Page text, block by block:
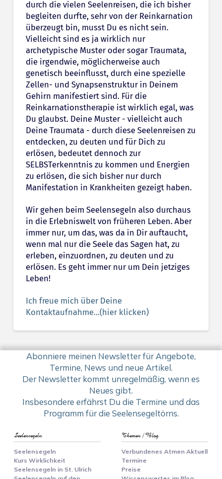
durch die vielen Seelenreisen, die ich bisher
begleiten durfte, sehr von der Reinkarnation
überzeugt bin, musst Du es nicht sein.
Vielleicht sind es ja wirklich nur
archetypische Muster oder sogar Traumata,
die irgendwie, möglicherweise auch
genetisch beeinflusst, durch eine spezielle
Zellen- und Synapsenstruktur in Deinem
Gehirn manifestiert sind. Für die
Reinkarnationstherapie ist wirklich egal, was
Du glaubst. Deine Muster - vielleicht auch
Deine Traumata - durch diese Seelenreisen zu
entdecken, zu deuten und für Dich zu
erlösen, bedeutet dennoch zur
SELBSTerkenntnis zu kommen und Energien
zu erlösen, die sich bisher nur durch
Manifestation in Krankheiten gezeigt haben.
Wir gehen beim Seelensegeln also durchaus
in die Erlebniswelt von früheren Leben. Aber
immer nur, um das, was da in Dir auftaucht,
wenn mal nur die Seele das Sagen hat, zu
erleben, einzuordnen, zu deuten und zu
erlösen. Es geht immer nur um Dein jetziges
Leben!
Ich freue mich über Deine
Kontaktaufnahme...(hier klicken)
Abonniere meinen Newsletter für Angebote,
Termine, News und neue Artikel.
Der Newsletter kommt unregelmäßig, wenn es
Neues gibt.
Insbesondere erfährst Du die Termine und das
Programm für die Seelensegeltörns.
Seelensegeln
Seelensegeln
Kurs Wirklichkeit
Seelensegeln in St. Ulrich
Themen / Blog
Verbundenes Atmen Aktuell
Termine
Preise